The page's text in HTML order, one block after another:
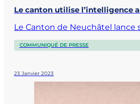
Le canton utilise l’intelligence
Le Canton de Neuchâtel
COMMUNIQUÉ DE PRESSE
23 Janvier 2023